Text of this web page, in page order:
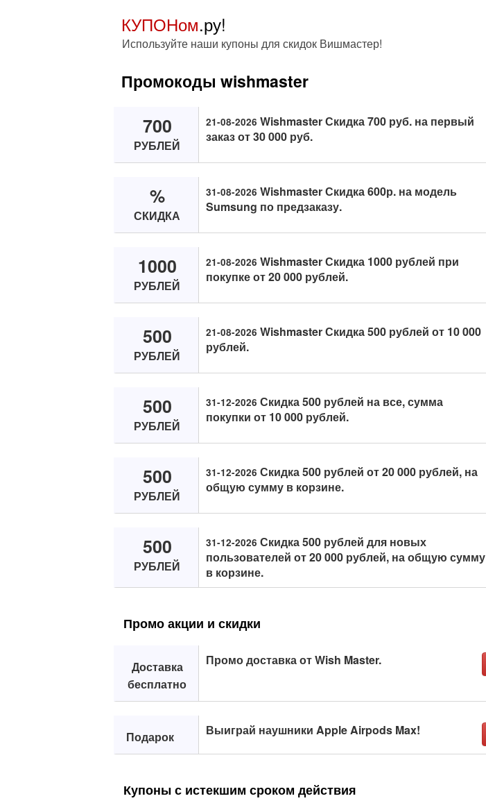
КУПОНом.ру!
Используйте наши купоны для скидок Вишмастер!
Промокоды wishmaster
700
РУБЛЕЙ
21-08-2026 Wishmaster Скидка 700 руб. на первый
заказ от 30 000 руб.
%
СКИДКА
31-08-2026 Wishmaster Скидка 600р. на модель
Sumsung по предзаказу.
1000
РУБЛЕЙ
21-08-2026 Wishmaster Скидка 1000 рублей при
покупке от 20 000 рублей.
500
РУБЛЕЙ
21-08-2026 Wishmaster Скидка 500 рублей от 10 000
рублей.
500
РУБЛЕЙ
31-12-2026 Скидка 500 рублей на все, сумма
покупки от 10 000 рублей.
500
РУБЛЕЙ
31-12-2026 Скидка 500 рублей от 20 000 рублей, на
общую сумму в корзине.
500
РУБЛЕЙ
31-12-2026 Скидка 500 рублей для новых
пользователей от 20 000 рублей, на общую сумму
в корзине.
Промо акции и скидки
Доставка
бесплатно
Промо доставка от Wish Master.
Подарок Выиграй наушники Apple Airpods Max!
Купоны с истекшим сроком действия